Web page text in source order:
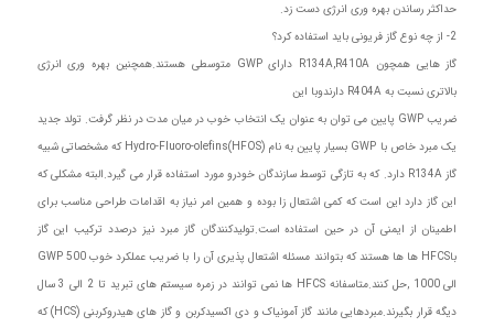
حداکثر رساندن بهره وری انرژی دست زد.
2- از چه نوع گاز فریونی باید استفاده کرد؟
گاز هایی همچون R134A,R410A دارای GWP متوسطی هستند.همچنین بهره وری انرژی
بالاتری نسبت به R404A دارندوبا این
ضریب GWP پایین می توان به عنوان یک انتخاب خوب در میان مدت در نظر گرفت. تولد جدید
یک مبرد خاص با GWP بسیار پایین به نام Hydro-Fluoro-olefins(HFOS) که مشخصاتی شبیه
گاز R134A دارد. که به تازگی توسط سازندگان خودرو مورد استفاده قرار می گیرد.البته مشکلی که
این گاز دارد این است که کمی اشتعال زا بوده و همین امر نیاز به اقدامات طراحی مناسب برای
اطمینان از ایمنی آن در حین استفاده است.تولیدکنندگان گاز مبرد نیز درصدد ترکیب این گاز
باHFCS ها ها هستند که بتوانند مسئله اشتعال پذیری آن را با ضریب عملکرد خوب 500 GWP
الی 1000 ,حل کنند.متاسفانه HFCS ها نمی توانند در زمره سیستم های تبرید تا 2 الی 3 سال
دیگه قرار بگیرند.مبردهایی مانند گاز آمونیاک و دی اکسیدکربن و گاز های هیدروکربنی (HCS) که